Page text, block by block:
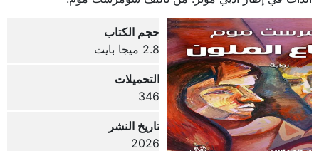
حجم الكتاب
2.8 ميجا بايت
التحميلات
346
تاريخ النشر
2026